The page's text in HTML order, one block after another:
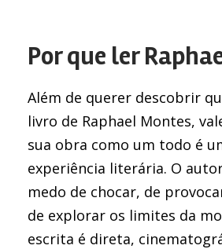
Por que ler
Além de querer descobrir
livro de Raphael Montes,
sua obra como um todo é
experiência literária. O
medo de chocar, de
de explorar os limites da
escrita é direta,